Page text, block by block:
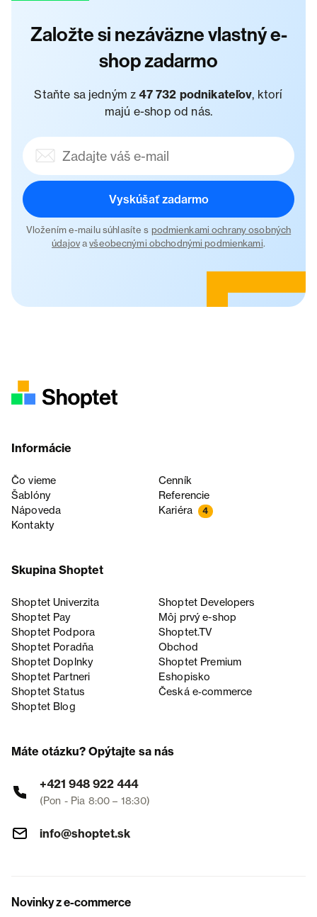
Založte si nezáväzne vlastný e-
shop zadarmo
Staňte sa jedným z47 732 podnikateľov, ktorí
majú e-shop od nás.
Vyskúšať zadarmo
Vložením e-mailu súhlasíte s podmienkami ochrany osobných
údajovavšeobecnými obchodnými podmienkami.
Informácie
Čo vieme
Cenník
Šablóny
Referencie
Nápoveda
Kariéra 4
Kontakty
Skupina Shoptet
Shoptet Univerzita
Shoptet Developers
Shoptet Pay
Môj prvý e-shop
Shoptet Podpora
Shoptet.TV
Shoptet Poradňa
Obchod
Shoptet Doplnky
Shoptet Premium
Shoptet Partneri
Eshopisko
Shoptet Status
Česká e‑commerce
Shoptet Blog
Máte otázku? Opýtajte sa nás
+421 948 922 444
(Pon - Pia 8:00 – 18:30)
info@shoptet.sk
Novinky z e-commerce